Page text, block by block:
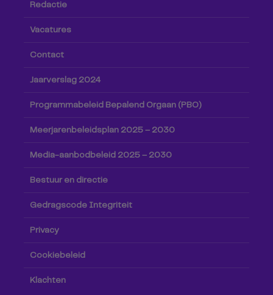
Redactie
Vacatures
Contact
Jaarverslag 2024
Programmabeleid Bepalend Orgaan (PBO)
Meerjarenbeleidsplan 2025 – 2030
Media-aanbodbeleid 2025 – 2030
Bestuur en directie
Gedragscode Integriteit
Privacy
Cookiebeleid
Klachten